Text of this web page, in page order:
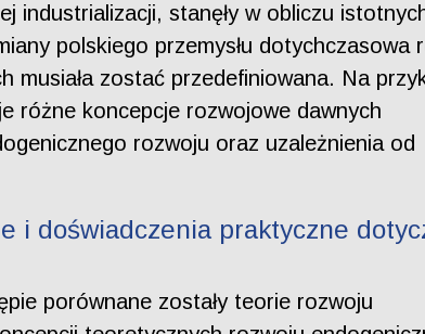
industrializacji, stanęły w obliczu
polskiego przemysłu dotychczasowa
zostać przedefiniowana. Na
różne koncepcje rozwojowe dawnych
rozwoju oraz uzależnienia od
i doświadczenia praktyczne
porównane zostały teorie rozwoju